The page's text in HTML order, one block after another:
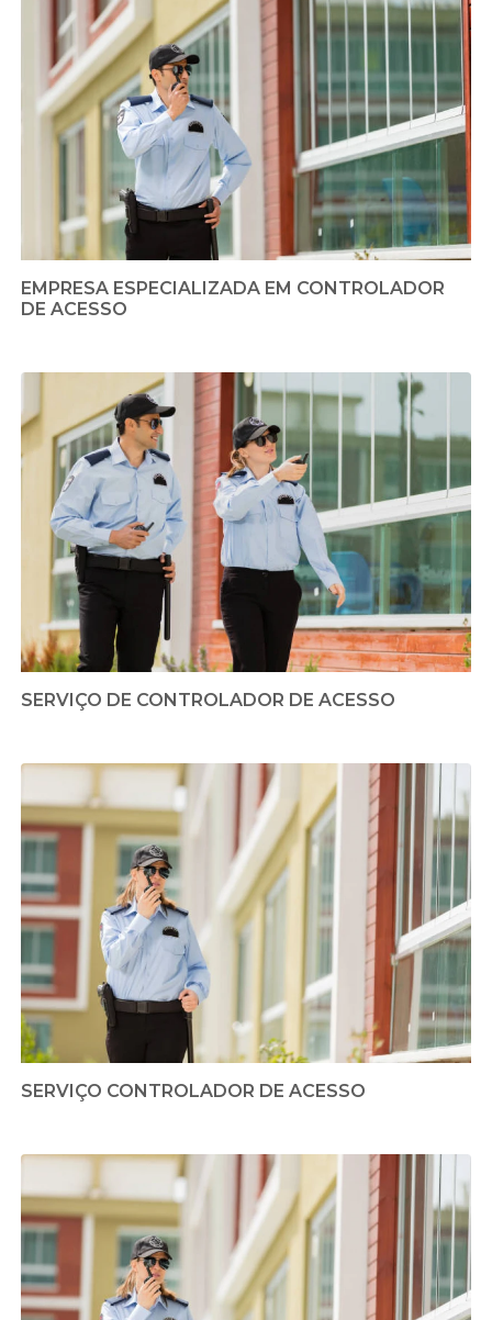
EMPRESA ESPECIALIZADA EM CONTROLADOR
DE ACESSO
SERVIÇO DE CONTROLADOR DE ACESSO
SERVIÇO CONTROLADOR DE ACESSO